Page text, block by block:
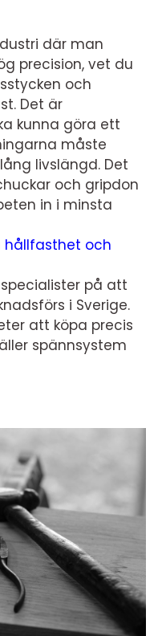
där man
precision, vet du
och
Det är
kunna göra ett
måste
livslängd. Det
och gripdon
in i minsta
hållfasthet och
på att
i Sverige.
att köpa precis
spännsystem